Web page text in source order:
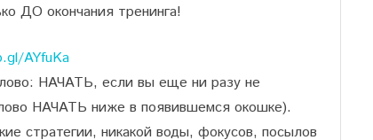
ДО окончания тренинга!
AYfuKa
НАЧАТЬ, если вы еще ни разу не
НАЧАТЬ ниже в появившемся окошке).
стратегии, никакой воды, фокусов, посылов